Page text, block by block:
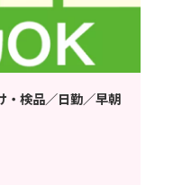
・検品／日勤／早朝